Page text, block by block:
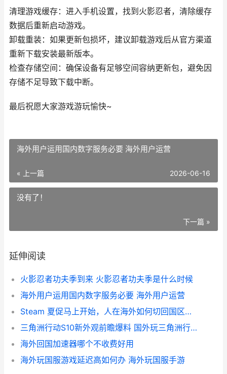
清理游戏缓存：进入手机设置，找到火影忍者，清除缓存
数据后重新启动游戏。
卸载重装：如果更新包损坏，建议卸载游戏后从官方渠道
重新下载安装最新版本。
检查存储空间：确保设备有足够空间容纳更新包，避免因
存储不足导致下载中断。
最后祝愿大家游戏游玩愉快~
海外用户运用国内数字服务必要 海外用户运营
« 上一篇 2026-06-16
没有了！
下一篇 »
延伸阅读
火影忍者功夫季到来 火影忍者功夫季是什么时候
海外用户运用国内数字服务必要 海外用户运营
Steam 夏促马上开始，人在海外如何切回国区低价 steam夏促2021有哪些
三角洲行动S10新外观前瞻爆料 国外玩三角洲行动国服延迟高如何化解 三角洲行动s10新武器
海外回国加速器哪个不收费好用
海外玩国服游戏延迟高如何办 海外玩国服手游